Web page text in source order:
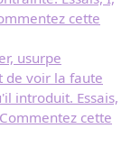
cette
usurpe
de voir la faute
introduit. Essais,
cette